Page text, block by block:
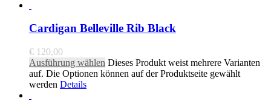
Cardigan Belleville Rib Black
€ 120,00
Ausführung wählen Dieses Produkt weist mehrere Varianten
auf. Die Optionen können auf der Produktseite gewählt
werden Details